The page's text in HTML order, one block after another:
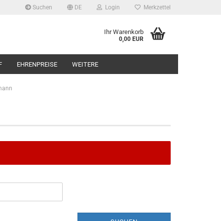
Suchen DE Login Merkzettel
Ihr Warenkorb
0,00 EUR
EHRENPREISE WEITERE